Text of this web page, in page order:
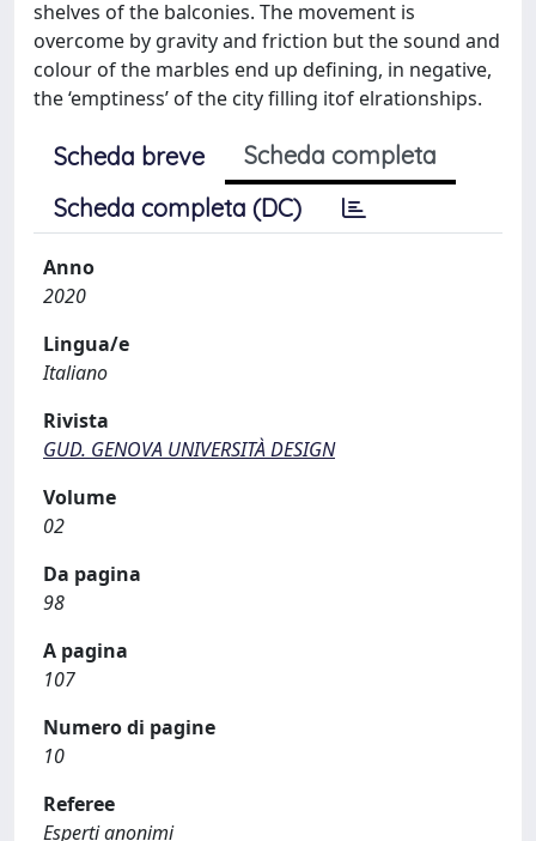
shelves of the balconies. The movement is
overcome by gravity and friction but the sound and
colour of the marbles end up defining, in negative,
the ‘emptiness’ of the city filling itof elrationships.
Scheda breve
Scheda completa
Scheda completa (DC)
Anno
2020
Lingua/e
Italiano
Rivista
GUD. GENOVA UNIVERSITÀ DESIGN
Volume
02
Da pagina
98
A pagina
107
Numero di pagine
10
Referee
Esperti anonimi